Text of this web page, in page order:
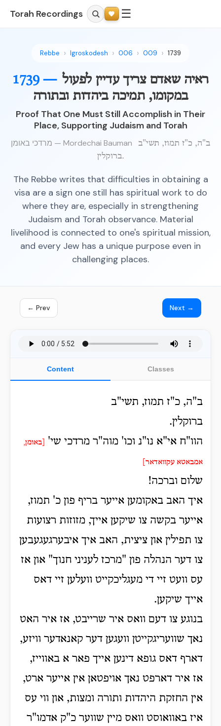
Torah Recordings ☰
Rebbe Igroskodesh 006 009 1739
1739 — ראיה שאדם צריך עדיין לפעול
במקומו, תמיכה ביהדות ובתורה
Proof That One Must Still Accomplish in Their
Place, Supporting Judaism and Torah
מרדכי באומן — Mordechai Bauman
ב"ה, כ"ז תמוז, תשי"ב
ברוקלין.
The Rebbe writes that difficulties in obtaining a
visa are a sign one still has spiritual work to do
where they are, especially in strengthening
Judaism and Torah observance. Material
livelihood is connected to one's spiritual mission,
and every Jew has a unique purpose even in
challenging places.
← Prev Next →
Content Classes
ב"ה, כ"ז תמוז, תשי"ב
ברוקלין.
הוו"ח אי"א נו"נ וכו' מוה"ר מרדכי שי'
[באומן,
אמבאטא עקוואדאר]
שלום וברכה!
איך האב באקומען אייער בריף פון כ' תמוז,
אייער בקשה צו שיקען אייך, מזוזות רצועות
צו תפילין און ציצית, האב איך איבערגעגעבען
צו דער הנהלה פון "מרכז לעניני חנוך" און אז
עס וועט זיי די מעגליכקייט וועלען זיי דאס
אייך שיקען.
בנוגע צו דעם וואס איר שרייבט, אז איר האט
נאך שוועריגקייטן וועגען דער קאנאדער וויזע,
דארף דאס גופא דינען אייך פאר א באווייז,
אז איר דארפט נאך אויפטאן אין אייער ארט,
אין החזקת היהדות ותורה ומצות, און ווי עס
איז באוואוסט וואס מיין שווער כ"ק אדמו"ר